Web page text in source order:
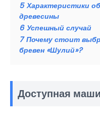
5 Характеристики
древесины
6 Успешный случай
7 Почему стоит
бревен «Шулий»?
Доступная